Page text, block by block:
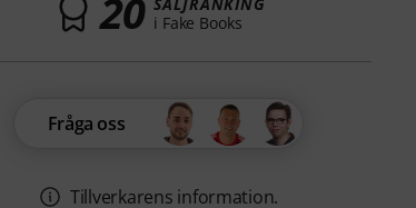
20 i Fake Books
Fråga oss
Tillverkarens information.